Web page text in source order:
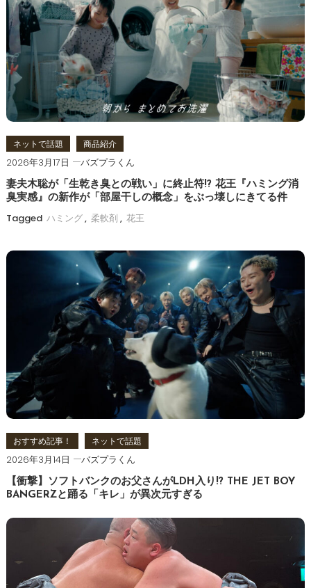
ー
シ
ョ
ン
ネットで話題 商品紹介
2026年3月17日 バズプラくん
妻夫木聡が「生乾き臭との戦い」に終止符!? 花王『ハミング消
臭実感』の新作が「部屋干しの概念」をぶっ壊しにきてる件
Tagged ハミング, 柔軟剤 , 花王
おすすめ記事！ ネットで話題
2026年3月14日 バズプラくん
【衝撃】ソフトバンクのお父さんがLDH入り!? THE JET BOY
BANGERZと踊る「キレ」が異次元すぎる